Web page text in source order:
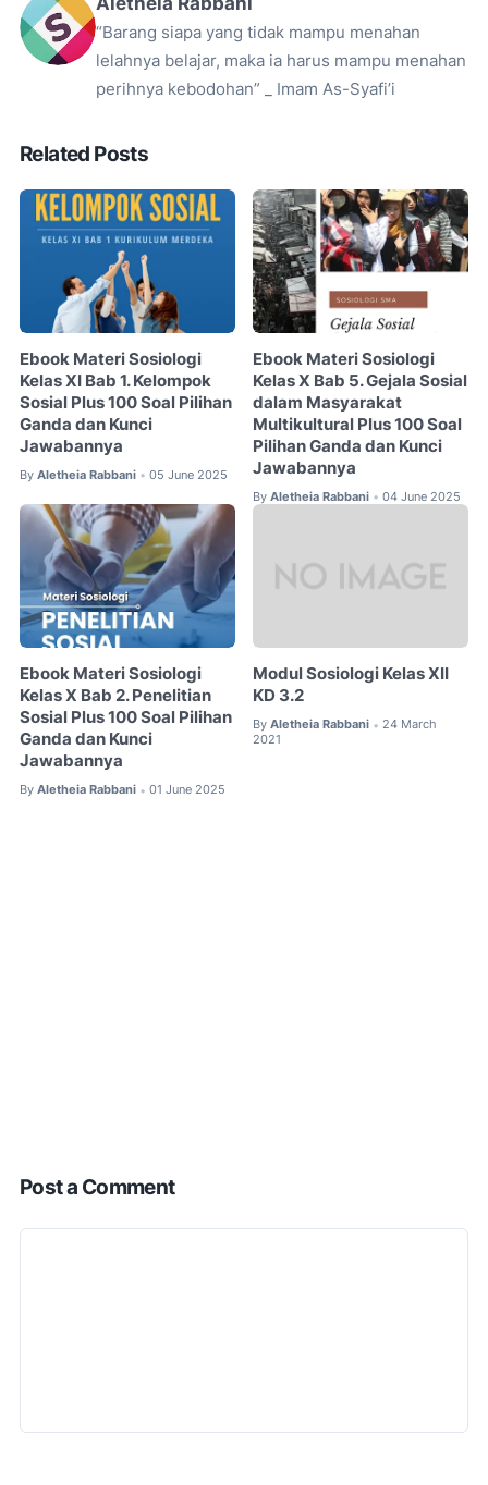
“Barang siapa yang tidak mampu menahan
lelahnya belajar, maka ia harus mampu menahan
perihnya kebodohan” _ Imam As-Syafi’i
Related Posts
Ebook Materi Sosiologi
Kelas XI Bab 1. Kelompok
Sosial Plus 100 Soal Pilihan
Ganda dan Kunci
Jawabannya
By Aletheia Rabbani • 05 June 2025
Ebook Materi Sosiologi
Kelas X Bab 5. Gejala Sosial
dalam Masyarakat
Multikultural Plus 100 Soal
Pilihan Ganda dan Kunci
Jawabannya
By Aletheia Rabbani • 04 June 2025
Ebook Materi Sosiologi
Kelas X Bab 2. Penelitian
Sosial Plus 100 Soal Pilihan
Ganda dan Kunci
Jawabannya
By Aletheia Rabbani • 01 June 2025
Modul Sosiologi Kelas XII
KD 3.2
By Aletheia Rabbani • 24 March
2021
Post a Comment